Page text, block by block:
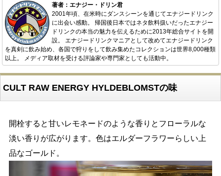
著者：エナジー・ドリン君
2001年頃、在米時にダンスシーンを通じてエナジードリンク
に出会い感動。 帰国後日本ではネタ飲料扱いだったエナジー
ドリンクの本当の魅力を伝えるために2013年総合サイトを開
設。 エナジードリンクマニアとして改めてエナジードリンク
を真剣に飲み始め、各国で狩りをして飲み集めたコレクションは世界8,000種類
以上。 メディア取材を受ける評論家や専門家としても活動中。
CULT RAW ENERGY HYLDEBLOMSTの味
開栓すると甘いレモネードのような香りとフローラルな
淡い香りが広がります。色はエルダーフラワーらしい上
品なゴールド。